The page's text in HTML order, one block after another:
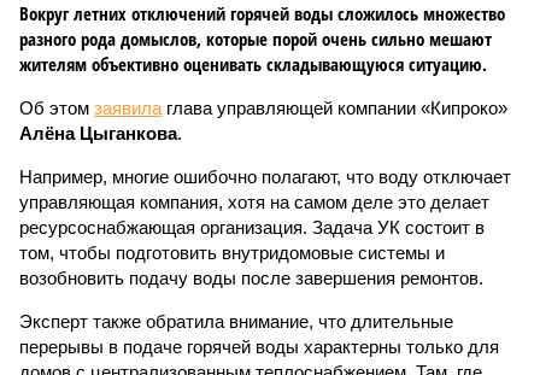
Вокруг летних отключений горячей воды сложилось множество
разного рода домыслов, которые порой очень сильно мешают
жителям объективно оценивать складывающуюся ситуацию.
Об этом заявила глава управляющей компании «Кипроко»
Алёна Цыганкова.
Например, многие ошибочно полагают, что воду отключает
управляющая компания, хотя на самом деле это делает
ресурсоснабжающая организация. Задача УК состоит в
том, чтобы подготовить внутридомовые системы и
возобновить подачу воды после завершения ремонтов.
Эксперт также обратила внимание, что длительные
перерывы в подаче горячей воды характерны только для